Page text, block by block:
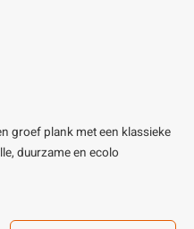
& onderstellen
groef plank met een klassieke
duurzame en ecolo